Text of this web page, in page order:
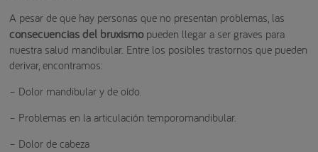
A pesar de que hay personas que no presentan problemas, las
consecuencias del bruxismopueden llegar a ser graves para
nuestra salud mandibular. Entre los posibles trastornos que pueden
derivar, encontramos:
– Dolor mandibular y de oído.
– Problemas en la articulación temporomandibular.
– Dolor de cabeza